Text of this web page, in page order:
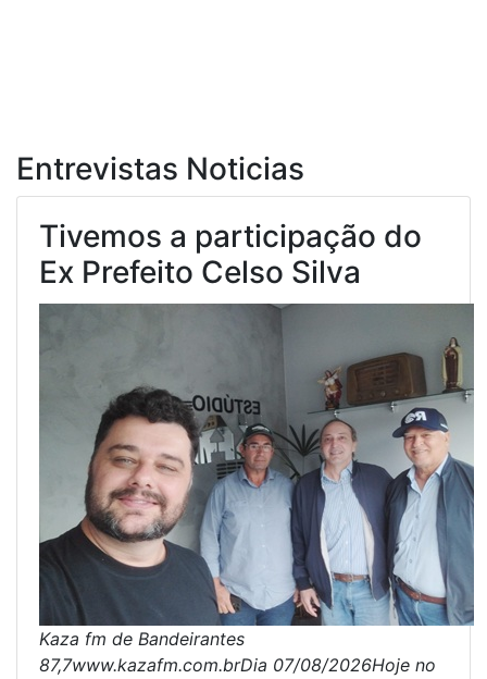
Entrevistas Noticias
Tivemos a participação do
Ex Prefeito Celso Silva
Kaza fm de Bandeirantes
87,7www.kazafm.com.brDia 07/08/2026Hoje no